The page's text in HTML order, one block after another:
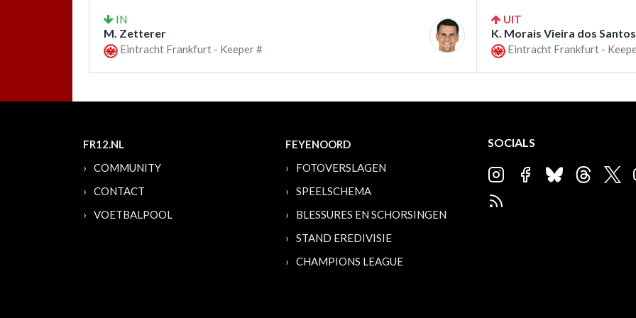
IN
M. Zetterer
Eintracht Frankfurt - Keeper #
UIT
K. Morais Vieira dos Santos
Eintracht Frankfurt -
FR12.NL
COMMUNITY
CONTACT
VOETBALPOOL
FEYENOORD
FOTOVERSLAGEN
SPEELSCHEMA
BLESSURES EN SCHORSINGEN
STAND EREDIVISIE
CHAMPIONS LEAGUE
SOCIALS